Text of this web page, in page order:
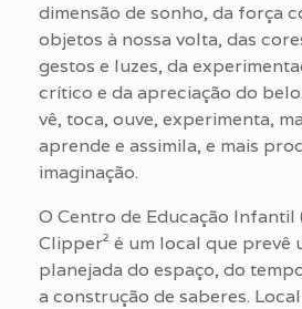
dimensão de sonho, da força
objetos à nossa volta, das
gestos e luzes, da
crítico e da apreciação do
vê, toca, ouve, experimenta,
aprende e assimila, e mais
imaginação.
O Centro de Educação Infantil
Clipper² é um local que prevê
planejada do espaço, do
a construção de saberes.